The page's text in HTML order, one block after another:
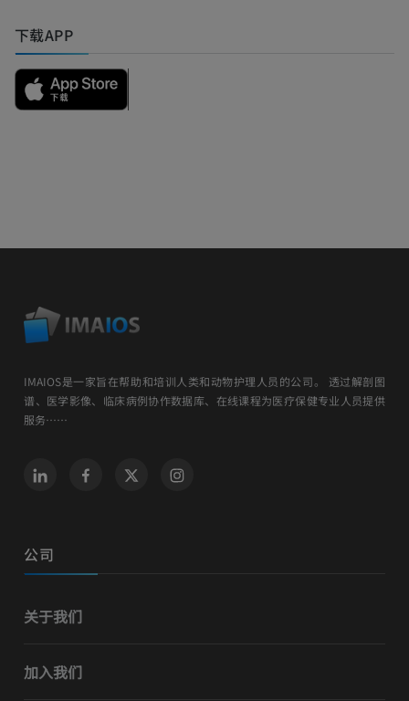
下载APP
IMAIOS是一家旨在帮助和培训人类和动物护理人员的公司。 透过解剖图
谱、医学影像、临床病例协作数据库、在线课程为医疗保健专业人员提供
服务……
公司
关于我们
加入我们